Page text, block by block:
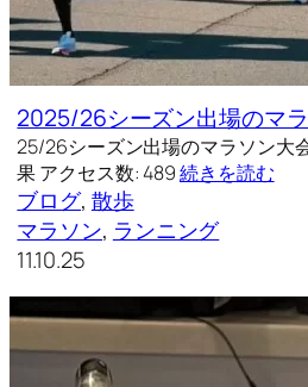
2025/26シーズン出場のマ
25/26シーズン出場のマラソン大
果 アクセス数: 489続きを読む
ブログ, 散歩
マラソン, ランニング
11.10.25